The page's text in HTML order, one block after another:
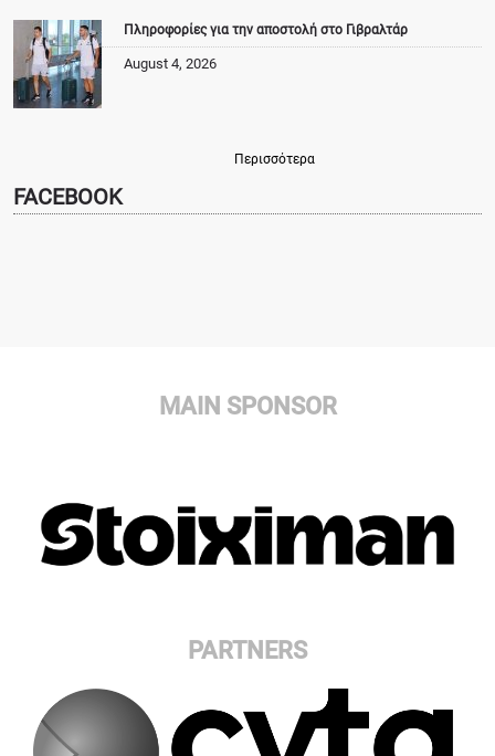
Πληροφορίες για την αποστολή στο Γιβραλτάρ
August 4, 2026
Περισσότερα
FACEBOOK
MAIN SPONSOR
PARTNERS